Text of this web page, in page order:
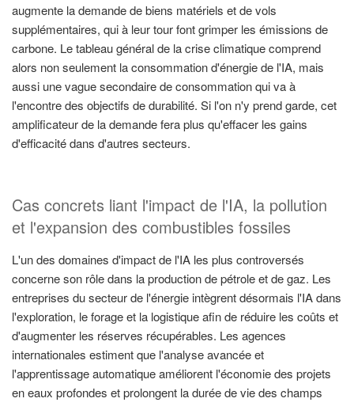
augmente la demande de biens matériels et de vols
supplémentaires, qui à leur tour font grimper les émissions de
carbone. Le tableau général de la crise climatique comprend
alors non seulement la consommation d'énergie de l'IA, mais
aussi une vague secondaire de consommation qui va à
l'encontre des objectifs de durabilité. Si l'on n'y prend garde, cet
amplificateur de la demande fera plus qu'effacer les gains
d'efficacité dans d'autres secteurs.
Cas concrets liant l'impact de l'IA, la pollution
et l'expansion des combustibles fossiles
L'un des domaines d'impact de l'IA les plus controversés
concerne son rôle dans la production de pétrole et de gaz. Les
entreprises du secteur de l'énergie intègrent désormais l'IA dans
l'exploration, le forage et la logistique afin de réduire les coûts et
d'augmenter les réserves récupérables. Les agences
internationales estiment que l'analyse avancée et
l'apprentissage automatique améliorent l'économie des projets
en eaux profondes et prolongent la durée de vie des champs